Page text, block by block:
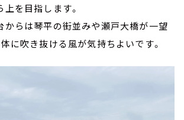
を目指します。
からは琴平の街並みや瀬戸大橋が一望
に吹き抜ける風が気持ちよいです。